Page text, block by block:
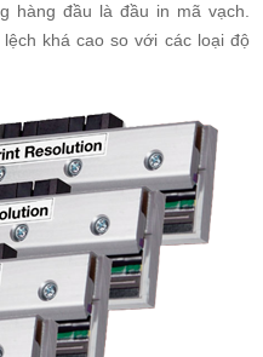
hàng đầu là đầu in mã vạch.
khá cao so với các loại độ